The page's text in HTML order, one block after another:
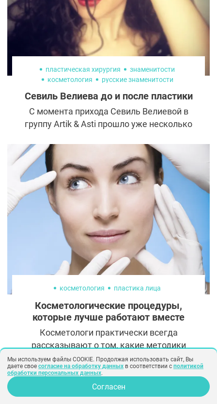
правильно определить степень провисания
и выбрать соответствующую ей методику
коррекции.
пластическая хирургия
знаменитости
косметология
русские знаменитости
Севиль Велиева до и после пластики
С момента прихода Севиль Велиевой в
группу Artik & Asti прошло уже несколько
чувствует себя на сцене. Новая солистка
успела завоевать армию поклонников
благодаря своим вокальным данным и
яркому стилю. Однако поклонники
продолжают разыскивать старые фото
Севиль, чтобы выяснить, что больше
повлияло на внешность певицы – работа
пластических хирургов или генетика.
косметология пластика лица
Косметологические процедуры,
которые лучше работают вместе
Косметологи практически всегда
рассказывают о том, какие методики
нельзя между собой сочетать. А вот о
процедурах, которые усиливают эффект
друг друга, информации не так много.
Рассказываем о бьюти-дуэтах, которые
Мы используем файлы COOKIE. Продолжая использовать сайт, Вы
даете свое согласие на обработку данных в соответствии с политикой
обработки персональных данных.
Согласен